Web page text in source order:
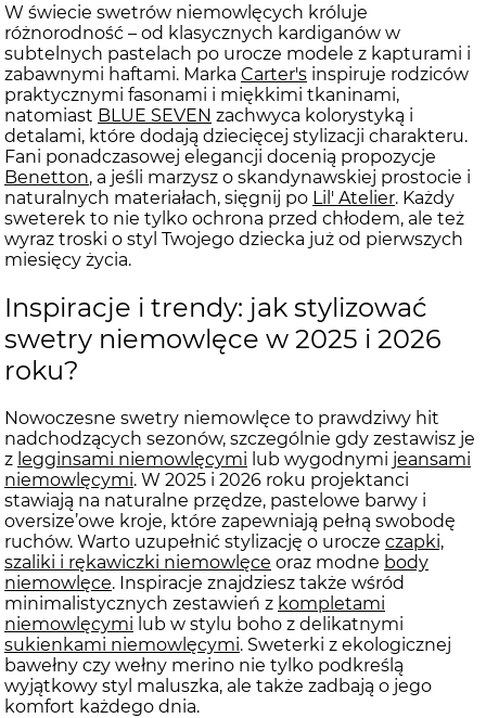
W świecie swetrów niemowlęcych króluje
różnorodność – od klasycznych kardiganów w
subtelnych pastelach po urocze modele z kapturami i
zabawnymi haftami. Marka Carter's inspiruje rodziców
praktycznymi fasonami i miękkimi tkaninami,
natomiast BLUE SEVEN zachwyca kolorystyką i
detalami, które dodają dziecięcej stylizacji charakteru.
Fani ponadczasowej elegancji docenią propozycje
Benetton, a jeśli marzysz o skandynawskiej prostocie i
naturalnych materiałach, sięgnij po Lil' Atelier. Każdy
sweterek to nie tylko ochrona przed chłodem, ale też
wyraz troski o styl Twojego dziecka już od pierwszych
miesięcy życia.
Inspiracje i trendy: jak stylizować
swetry niemowlęce w 2025 i 2026
roku?
Nowoczesne swetry niemowlęce to prawdziwy hit
nadchodzących sezonów, szczególnie gdy zestawisz je
z legginsami niemowlęcymi lub wygodnymi jeansami
niemowlęcymi. W 2025 i 2026 roku projektanci
stawiają na naturalne przędze, pastelowe barwy i
oversize’owe kroje, które zapewniają pełną swobodę
ruchów. Warto uzupełnić stylizację o urocze czapki,
szaliki i rękawiczki niemowlęce oraz modne body
niemowlęce. Inspiracje znajdziesz także wśród
minimalistycznych zestawień z kompletami
niemowlęcymi lub w stylu boho z delikatnymi
sukienkami niemowlęcymi. Sweterki z ekologicznej
bawełny czy wełny merino nie tylko podkreślą
wyjątkowy styl maluszka, ale także zadbają o jego
komfort każdego dnia.